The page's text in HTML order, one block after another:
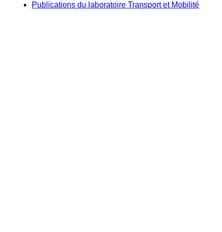
Publications du laboratoire Transport et Mobilité